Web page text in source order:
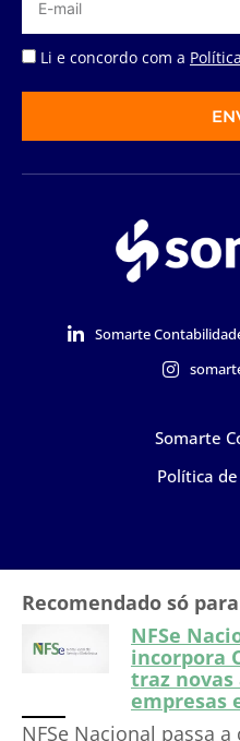
Li e concordo com a
Somarte
Somarte
Política
Dúvidas?
contato com nosso time!
Recomendado só
NFSe
incorpora
traz novas
empresas
NFSe Nacional passa